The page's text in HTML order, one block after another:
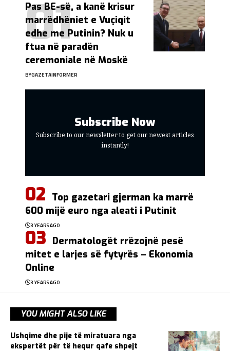
Pas BE-së, a kanë krisur
marrëdhëniet e Vuçiqit
edhe me Putinin? Nuk u
ftua në paradën
ceremoniale në Moskë
BYGAZETAINFORMER
Subscribe Now
Subscribe to our newsletter to get our newest articles
instantly!
Top gazetari gjerman ka marrë
600 mijë euro nga aleati i Putinit
3 YEARS AGO
Dermatologët rrëzojnë pesë
mitet e larjes së fytyrës – Ekonomia
Online
3 YEARS AGO
YOU MIGHT ALSO LIKE
Ushqime dhe pije të miratuara nga
ekspertët për të hequr qafe shpejt